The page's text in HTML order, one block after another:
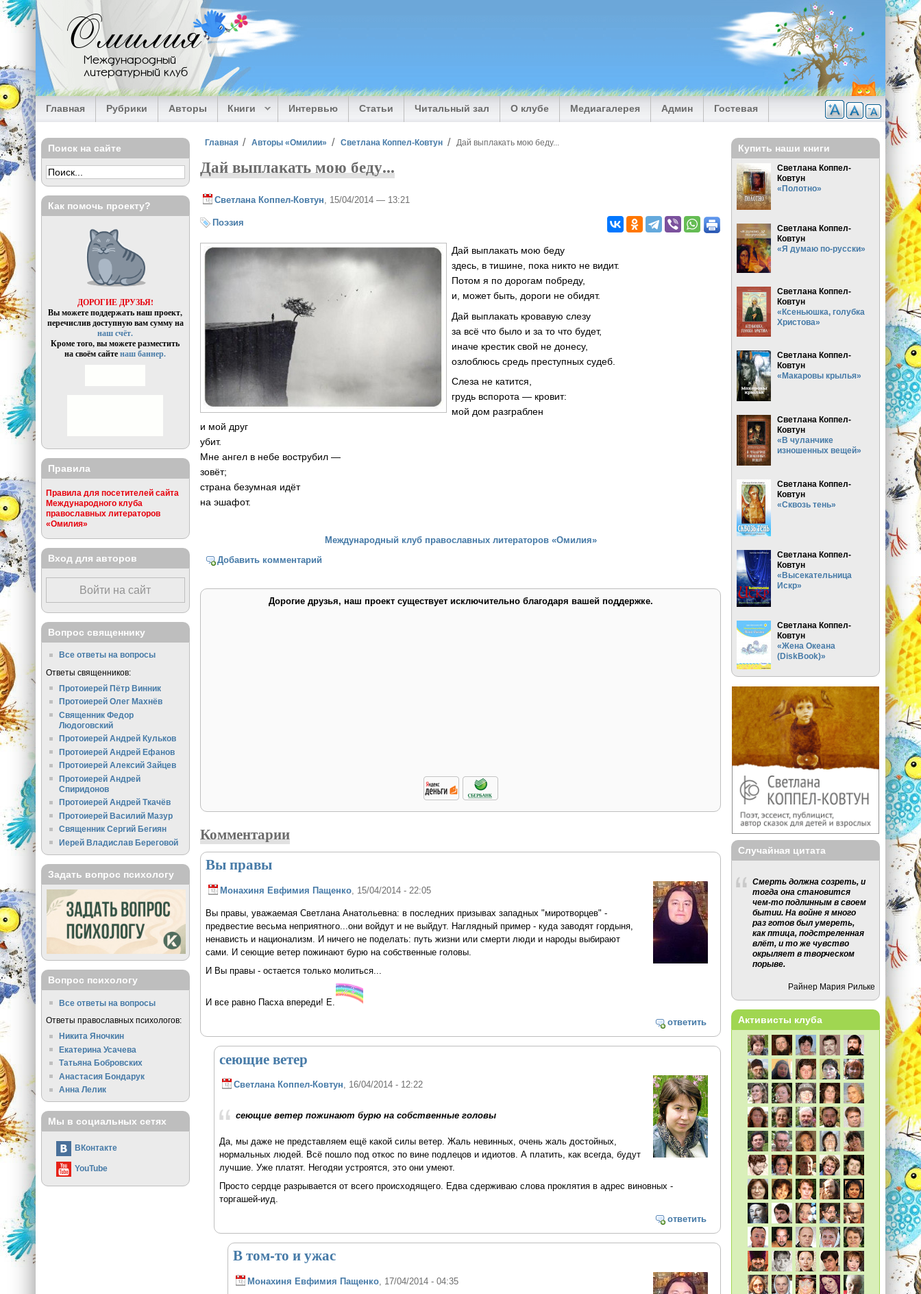
Перейти к основному содержанию
Омилия
Международный
литературный клуб
Главная Рубрики Авторы Книги Интервью Статьи Читальный зал О клубе Медиагалерея Админ Гостевая
Вы здесь
Главная Авторы «Омилии» Светлана Коппел-Ковтун Дай выплакать мою беду...
Дай выплакать мою беду...
Светлана Коппел-Ковтун , 15/04/2014 — 13:21
Поэзия
Дай выплакать мою беду
здесь, в тишине, пока никто не видит.
Потом я по дорогам побреду,
и, может быть, дороги не обидят.
Дай выплакать кровавую слезу
за всё что было и за то что будет,
иначе крестик свой не донесу,
озлоблюсь средь преступных судеб.
Слеза не катится,
грудь вспорота — кровит:
мой дом разграблен
и мой друг
убит.
Мне ангел в небе вострубил —
зовёт;
страна безумная идёт
на эшафот.
Международный клуб православных литераторов «Омилия»
Добавить комментарий
Дорогие друзья, наш проект существует исключительно благодаря вашей поддержке.
Комментарии
Вы правы
Монахиня Евфимия Пащенко, 15/04/2014 - 22:05
Вы правы, уважаемая Светлана Анатольевна: в последних призывах западных "миротворцев" -
предвестие весьма неприятного...они войдут и не выйдут. Наглядный пример - куда заводят гордыня,
ненависть и национализм. И ничего не поделать: путь жизни или смерти люди и народы выбирают
сами. И сеющие ветер пожинают бурю на собственные головы.
И Вы правы - остается только молиться...
И все равно Пасха впереди! Е.
ответить
сеющие ветер
Светлана Коппел-Ковтун, 16/04/2014 - 12:22
сеющие ветер пожинают бурю на собственные головы
Да, мы даже не представляем ещё какой силы ветер. Жаль невинных, очень жаль достойных,
нормальных людей. Всё пошло под откос по вине подлецов и идиотов. А платить, как всегда, будут
лучшие. Уже платят. Негодяи устроятся, это они умеют.
Просто сердце разрывается от всего происходящего. Едва сдерживаю слова проклятия в адрес виновных -
торгашей-иуд.
ответить
В том-то и ужас
Монахиня Евфимия Пащенко, 17/04/2014 - 04:35
Поиск на сайте
Как помочь проекту?
ДОРОГИЕ ДРУЗЬЯ!
Вы можете поддержать наш проект,
перечислив доступную вам сумму на
наш счёт.
Кроме того, вы можете разместить
на своём сайтенаш баннер.
Правила
Правила для посетителей сайта
Международного клуба
православных литераторов
«Омилия»
Вход для авторов
Войти на сайт
Вопрос священнику
Все ответы на вопросы
Ответы священников:
Протоиерей Пётр Винник
Протоиерей Олег Махнёв
Священник Федор
Людоговский
Протоиерей Андрей Кульков
Протоиерей Андрей Ефанов
Протоиерей Алексий Зайцев
Протоиерей Андрей
Спиридонов
Протоиерей Андрей Ткачёв
Протоиерей Василий Мазур
Священник Сергий Бегиян
Иерей Владислав Береговой
Задать вопрос психологу
Вопрос психологу
Все ответы на вопросы
Ответы православных психологов:
Никита Яночкин
Екатерина Усачева
Татьяна Бобровских
Анастасия Бондарук
Анна Лелик
Мы в социальных сетях
ВКонтакте
YouTube
Купить наши книги
Светлана Коппел-
Ковтун
«Полотно»
Светлана Коппел-
Ковтун
«Я думаю по-русски»
Светлана Коппел-
Ковтун
«Ксеньюшка, голубка
Христова»
Светлана Коппел-
Ковтун
«Макаровы крылья»
Светлана Коппел-
Ковтун
«В чуланчике
изношенных вещей»
Светлана Коппел-
Ковтун
«Сквозь тень»
Светлана Коппел-
Ковтун
«Высекательница
Искр»
Светлана Коппел-
Ковтун
«Жена Океана
(DiskBook)»
Случайная цитата
Смерть должна созреть, и
тогда она становится
чем-то подлинным в своем
бытии. На войне я много
раз готов был умереть,
как птица, подстреленная
влёт, и то же чувство
окрыляет в творческом
порыве.
Райнер Мария Рильке
Активисты клуба